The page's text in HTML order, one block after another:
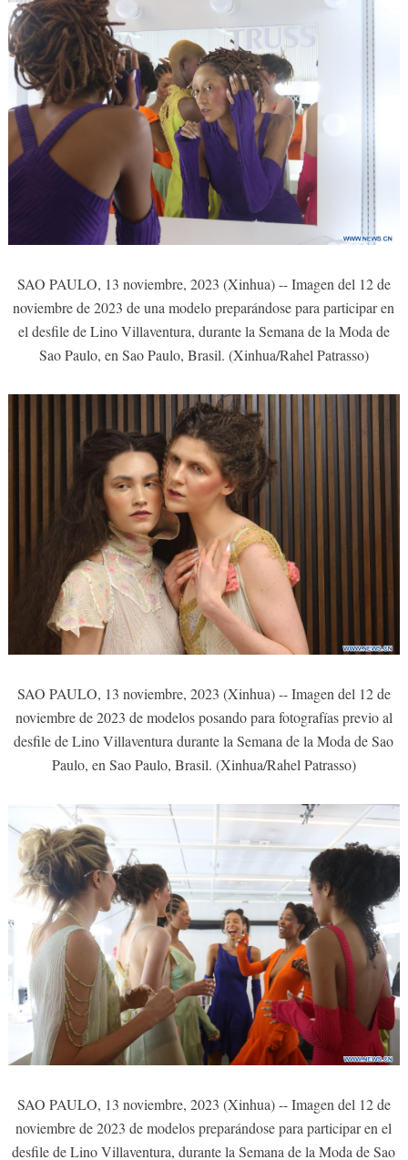
SAO PAULO, 13 noviembre, 2023 (Xinhua) -- Imagen del 12 de
noviembre de 2023 de una modelo preparándose para participar en
el desfile de Lino Villaventura, durante la Semana de la Moda de
Sao Paulo, en Sao Paulo, Brasil. (Xinhua/Rahel Patrasso)
SAO PAULO, 13 noviembre, 2023 (Xinhua) -- Imagen del 12 de
noviembre de 2023 de modelos posando para fotografías previo al
desfile de Lino Villaventura durante la Semana de la Moda de Sao
Paulo, en Sao Paulo, Brasil. (Xinhua/Rahel Patrasso)
SAO PAULO, 13 noviembre, 2023 (Xinhua) -- Imagen del 12 de
noviembre de 2023 de modelos preparándose para participar en el
desfile de Lino Villaventura, durante la Semana de la Moda de Sao